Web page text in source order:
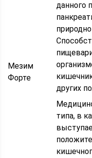
Мезим
Форте
данного
других
типа, в